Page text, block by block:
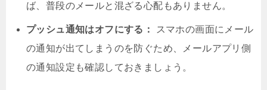
ば、普段のメールと混ざる心配もありません。
プッシュ通知はオフにする：
スマホの画面にメール
の通知が出てしまうのを防ぐため、メールアプリ側
の通知設定も確認しておきましょう。